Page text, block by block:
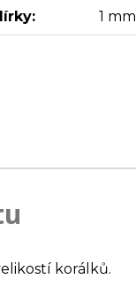
1 mm
korálků.